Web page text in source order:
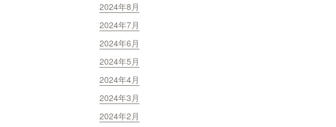
2024年8月
2024年7月
2024年6月
2024年5月
2024年4月
2024年3月
2024年2月